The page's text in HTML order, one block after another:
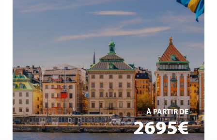
À PARTIR DE
2695€
Über Nacht in Stockholm
8 Länder in 11 Tagen
Kulturhauptstädte Europas
EN SAVOIR +